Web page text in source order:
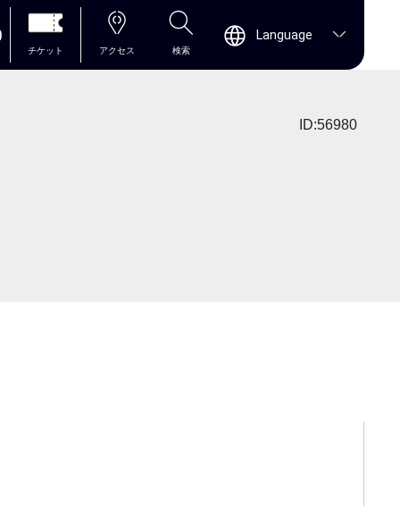
チケット アクセス 検索
Language
ID:56980